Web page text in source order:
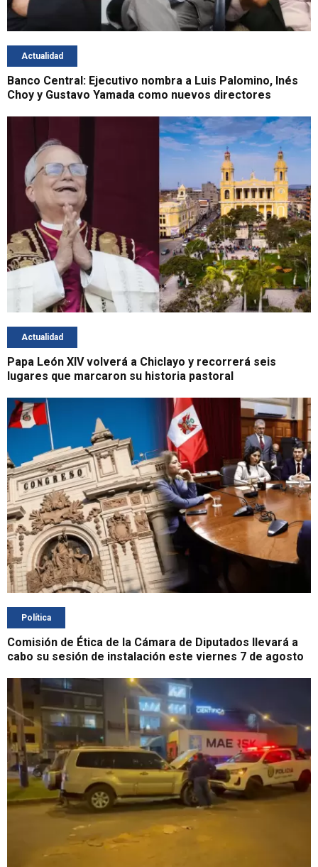
Actualidad
Banco Central: Ejecutivo nombra a Luis Palomino, Inés
Choy y Gustavo Yamada como nuevos directores
Actualidad
Papa León XIV volverá a Chiclayo y recorrerá seis
lugares que marcaron su historia pastoral
Política
Comisión de Ética de la Cámara de Diputados llevará a
cabo su sesión de instalación este viernes 7 de agosto